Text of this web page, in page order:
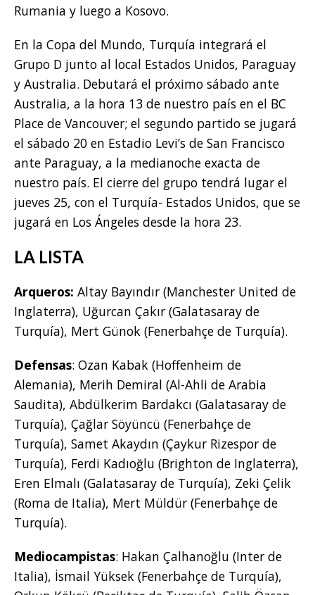
Rumania y luego a Kosovo.
En la Copa del Mundo, Turquía integrará el
Grupo D junto al local Estados Unidos, Paraguay
y Australia. Debutará el próximo sábado ante
Australia, a la hora 13 de nuestro país en el BC
Place de Vancouver; el segundo partido se jugará
el sábado 20 en Estadio Levi’s de San Francisco
ante Paraguay, a la medianoche exacta de
nuestro país. El cierre del grupo tendrá lugar el
jueves 25, con el Turquía- Estados Unidos, que se
jugará en Los Ángeles desde la hora 23.
LA LISTA
Arqueros: Altay Bayındır (Manchester United de
Inglaterra), Uğurcan Çakır (Galatasaray de
Turquía), Mert Günok (Fenerbahçe de Turquía).
Defensas: Ozan Kabak (Hoffenheim de
Alemania), Merih Demiral (Al-Ahli de Arabia
Saudita), Abdülkerim Bardakcı (Galatasaray de
Turquía), Çağlar Söyüncü (Fenerbahçe de
Turquía), Samet Akaydın (Çaykur Rizespor de
Turquía), Ferdi Kadıoğlu (Brighton de Inglaterra),
Eren Elmalı (Galatasaray de Turquía), Zeki Çelik
(Roma de Italia), Mert Müldür (Fenerbahçe de
Turquía).
Mediocampistas: Hakan Çalhanoğlu (Inter de
Italia), İsmail Yüksek (Fenerbahçe de Turquía),